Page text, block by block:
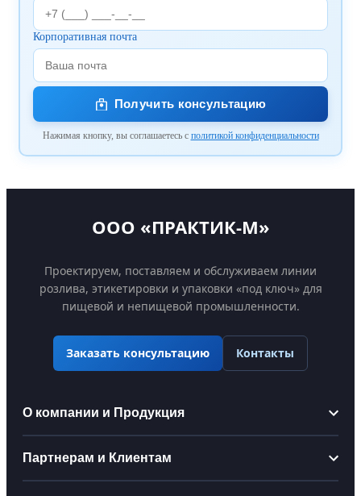
Корпоративная почта
Получить консультацию
Нажимая кнопку, вы соглашаетесь с политикой конфиденциальности
ООО «ПРАКТИК-М»
Проектируем, поставляем и обслуживаем линии
розлива, этикетировки и упаковки «под ключ» для
пищевой и непищевой промышленности.
Заказать консультацию Контакты
О компании и Продукция
Информация
О компании
Партнерам и Клиентам